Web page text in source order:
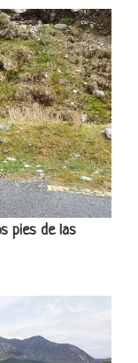
pies de las